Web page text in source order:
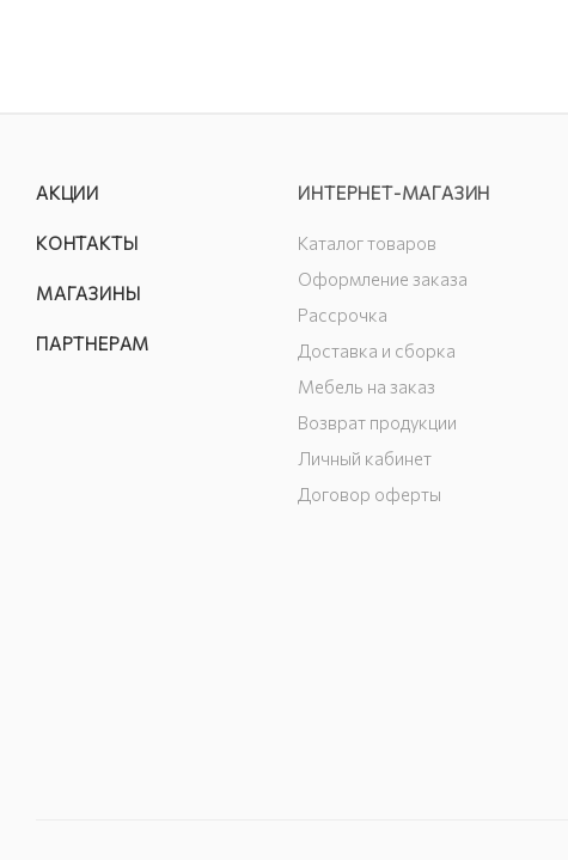
АКЦИИ
КОНТАКТЫ
МАГАЗИНЫ
ПАРТНЕРАМ
ИНТЕРНЕТ-МАГАЗИН
Каталог товаров
Оформление заказа
Рассрочка
Доставка и сборка
Мебель на заказ
Возврат продукции
Личный кабинет
Договор оферты